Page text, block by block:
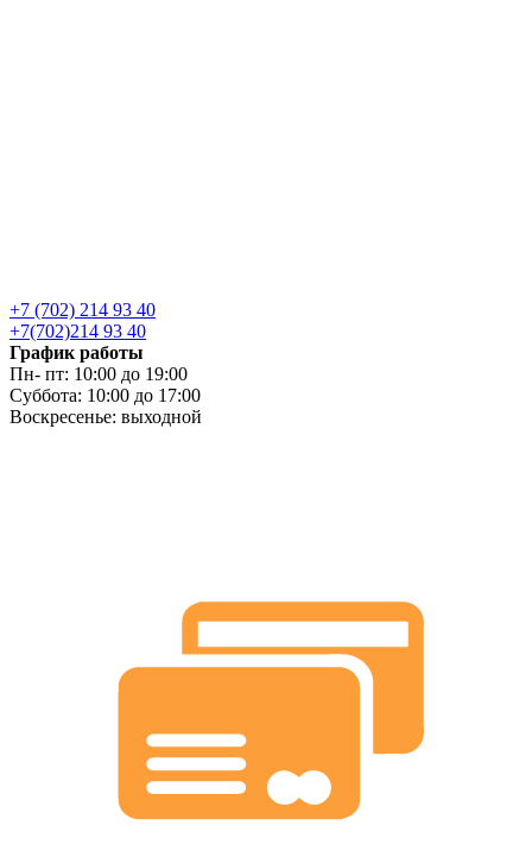
+7 (702) 214 93 40
+7(702)214 93 40
График работы
Пн- пт: 10:00 до 19:00
Суббота: 10:00 до 17:00
Воскресенье: выходной